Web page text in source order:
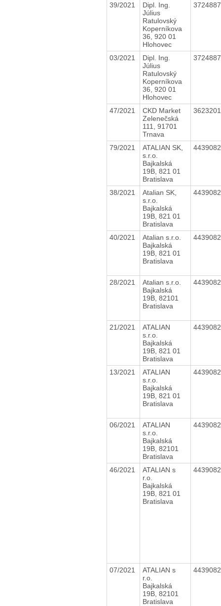
39/2021
Dipl. Ing.
Július
Ratulovský
Koperníkova
36, 920 01
Hlohovec
03/2021
Dipl. Ing.
Július
Ratulovský
Koperníkova
36, 920 01
Hlohovec
47/2021
CKD Market
Zelenečská
111, 91701
Trnava
79/2021
ATALIAN SK,
s.r.o.
Bajkalská
19B, 821 01
Bratislava
38/2021
Atalian SK,
s.r.o.
Bajkalská
19B, 821 01
Bratislava
40/2021
Atalian s.r.o.
Bajkalská
19B, 821 01
Bratislava
28/2021
Atalian s.r.o.
Bajkalská
19B, 82101
Bratislava
21/2021
ATALIAN
s.r.o.
Bajkalská
19B, 821 01
Bratislava
13/2021
ATALIAN
s.r.o.
Bajkalská
19B, 821 01
Bratislava
06/2021
ATALIAN
s.r.o.
Bajkalská
19B, 82101
Bratislava
46/2021
ATALIAN s
r.o.
Bajkalská
19B, 821 01
Bratislava
07/2021
ATALIAN s
r.o.
Bajkalská
19B, 82101
Bratislava